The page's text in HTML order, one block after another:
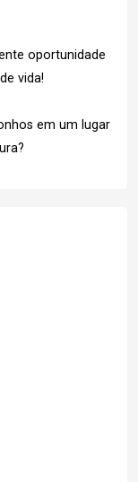
oportunidade
vida!
em um lugar